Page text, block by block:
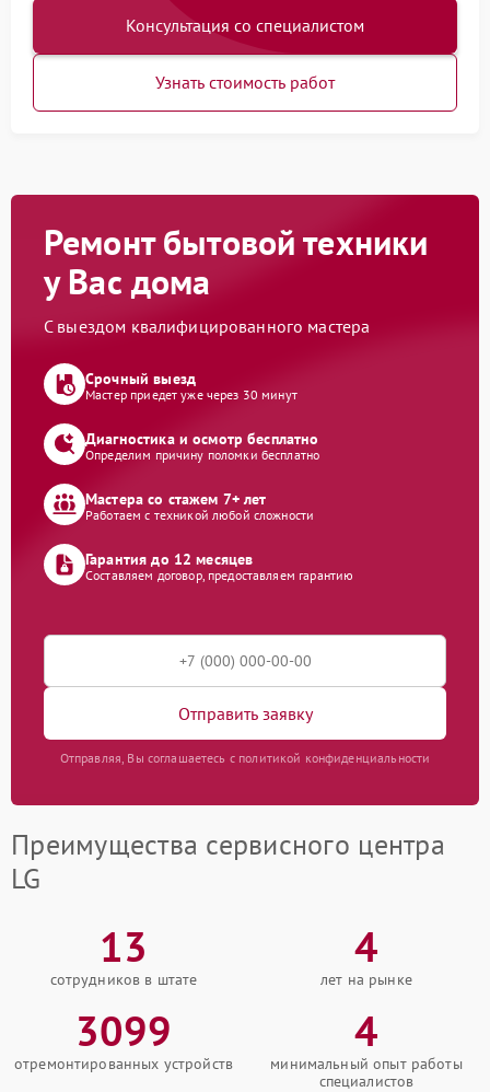
Консультация со специалистом
Узнать стоимость работ
Ремонт бытовой техники
у Вас дома
С выездом квалифицированного мастера
Срочный выезд
Мастер приедет уже через 30 минут
Диагностика и осмотр бесплатно
Определим причину поломки бесплатно
Мастера со стажем 7+ лет
Работаем с техникой любой сложности
Гарантия до 12 месяцев
Составляем договор, предоставляем гарантию
Отправить заявку
Отправляя, Вы соглашаетесь с политикой конфиденциальности
Преимущества сервисного центра
LG
13
сотрудников в штате
4
лет на рынке
3099
отремонтированных устройств
4
минимальный опыт работы
специалистов